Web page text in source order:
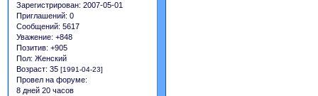
Зарегистрирован: 2007-05-01
Приглашений: 0
Сообщений: 5617
Уважение: +848
Позитив: +905
Пол: Женский
Возраст: 35 [1991-04-23]
Провел на форуме:
8 дней 20 часов